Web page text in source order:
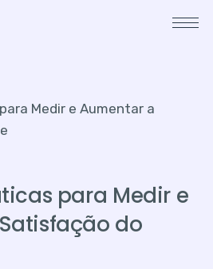
para Medir e
do